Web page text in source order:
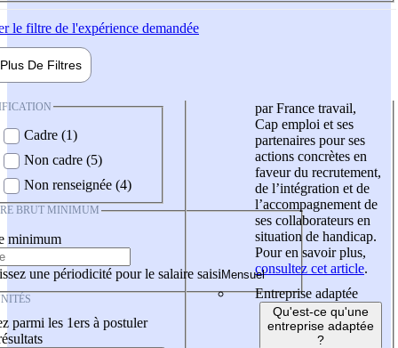
le filtre de l'expérience demandée
Plus De Filtres
Cadre (1)
Non cadre (5)
Non renseignée (4)
BRUT MINIMUM
minimum
une périodicité pour le salaire saisi
parmi les 1ers à postuler
par France travail,
Cap emploi et ses
partenaires pour ses
actions concrètes en
faveur du recrutement,
de l’intégration et de
l’accompagnement de
ses collaborateurs en
situation de handicap.
Pour en savoir plus,
consultez cet article.
Entreprise adaptée
Qu'est-ce qu'une
entreprise adaptée
?